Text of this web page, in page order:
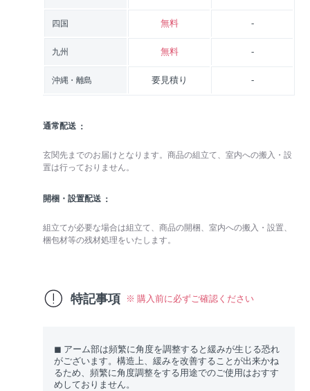
四国 無料 -
九州 無料 -
沖縄・離島 要見積り -
通常配送
玄関先までのお届けとなります。商品の組立て、室内への搬入・設
置は行っておりません。
開梱・設置配送
組立てが必要な場合は組立て、商品の開梱、室内への搬入・設置、
梱包材等の残材処理をいたします。
特記事項 ※ 購入前に必ずご確認ください
◼︎ アーム部は頻繁に角度を調整すると緩みが生じる恐れ
がございます。構造上、緩みを改善することが出来かね
るため、頻繁に角度調整をする用途でのご使用はおすす
めしておりません。